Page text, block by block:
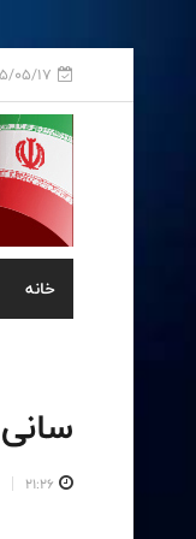
05/17
خانه
21:26